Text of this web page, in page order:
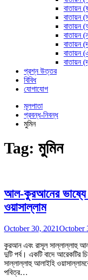
বাতায়ন
বাতায়ন
বাতায়ন
বাতায়ন
বাতায়ন
বাতায়ন
বাতায়ন
প্রশ্ন উত্তর
বিবিধ
যোগাযোগ
মূলপাতা
প্রবন্ধ-নিবন্ধ
মুমিন
Tag: মুমিন
আল-কুরআনের ভাষ্যে
ওয়াসাল্লাম
October 30, 2021October
কুরআন এবং রাসূল সাল্লাল্লাহু
দুটি পর্ব। একটি বাদে আরেকটির
সাল্লাল্লাহু আলাইহি
পবিত্র…